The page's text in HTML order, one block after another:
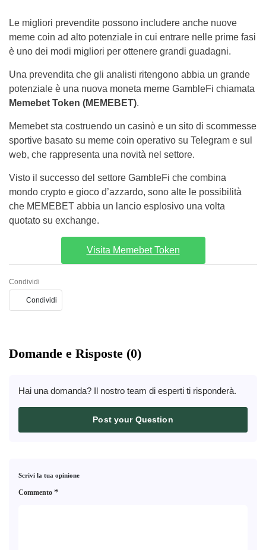
Le migliori prevendite possono includere anche nuove
meme coin ad alto potenziale in cui entrare nelle prime fasi
è uno dei modi migliori per ottenere grandi guadagni.
Una prevendita che gli analisti ritengono abbia un grande
potenziale è una nuova moneta meme GambleFi chiamata
Memebet Token (MEMEBET).
Memebet sta costruendo un casinò e un sito di scommesse
sportive basato su meme coin operativo su Telegram e sul
web, che rappresenta una novità nel settore.
Visto il successo del settore GambleFi che combina
mondo crypto e gioco d’azzardo, sono alte le possibilità
che MEMEBET abbia un lancio esplosivo una volta
quotato su exchange.
Visita Memebet Token
Condividi
Condividi
Domande e Risposte (0)
Hai una domanda? Il nostro team di esperti ti risponderà.
Post your Question
Scrivi la tua opinione
Commento *